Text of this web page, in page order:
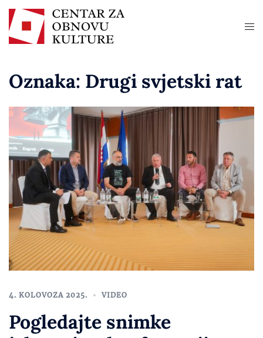
Oznaka: Drugi svjetski rat
4. KOLOVOZA 2025. VIDEO
Pogledajte snimke